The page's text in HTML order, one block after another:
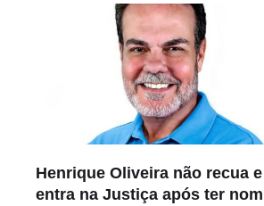
Henrique Oliveira não recua e
entra na Justiça após ter